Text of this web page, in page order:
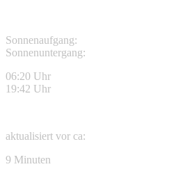
Sonnenaufgang:
Sonnenuntergang:
06:20 Uhr
19:42 Uhr
aktualisiert vor ca:
9 Minuten